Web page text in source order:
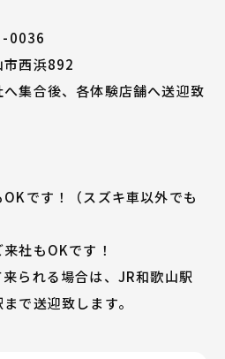
892
各体験店舗へ送迎致
です！（スズキ車以外でも
社もOKです！
られる場合は、JR和歌山駅
で送迎致します。